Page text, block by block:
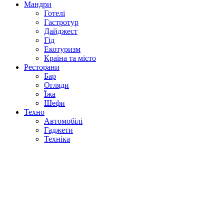
Мандри
Готелі
Гастротур
Дайджест
Гід
Екотуризм
Країна та місто
Ресторани
Бар
Огляди
Їжа
Шефи
Техно
Автомобілі
Гаджети
Техніка